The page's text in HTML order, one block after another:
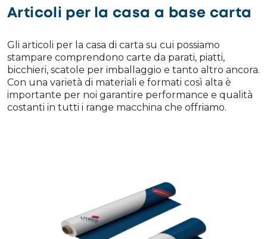
Articoli per la casa a base carta
Gli articoli per la casa di carta su cui possiamo
stampare comprendono carte da parati, piatti,
bicchieri, scatole per imballaggio e tanto altro ancora.
Con una varietà di materiali e formati così alta è
importante per noi garantire performance e qualità
costanti in tutti i range macchina che offriamo.